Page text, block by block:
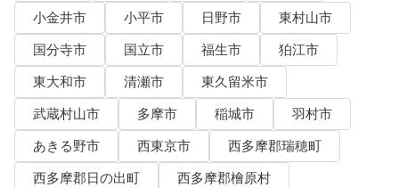
小金井市
小平市 日野市
東村山市
国分寺市
国立市 福生市
狛江市
東大和市
清瀬市
東久留米市
武蔵村山市
多摩市 稲城市
羽村市
あきる野市
西東京市
西多摩郡瑞穂町
西多摩郡日の出町
西多摩郡檜原村